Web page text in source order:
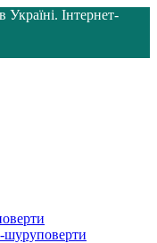
Інтернет-
шуруповерти